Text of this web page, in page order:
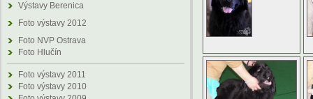
Výstavy Berenica
Foto výstavy 2012
Foto NVP Ostrava
Foto Hlučín
Foto výstavy 2011
Foto výstavy 2010